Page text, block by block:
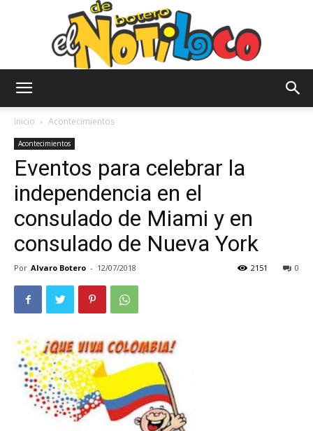
Notiloco
de
Inicio Acontecimientos
Acontecimientos
Eventos para celebrar la
independencia en el
consulado de Miami y en
consulado de Nueva York
Por Alvaro Botero - 12/07/2018 0
2151